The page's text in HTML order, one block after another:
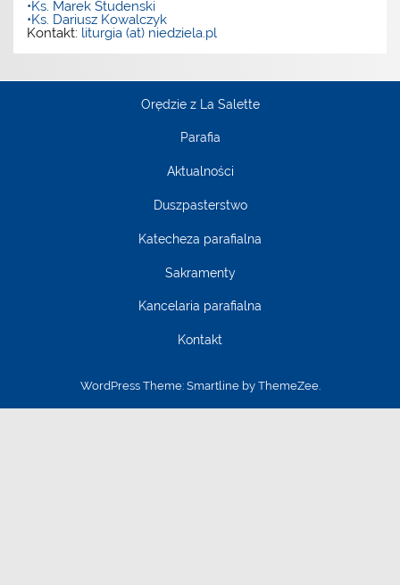
•Ks. Marek Studenski
•Ks. Dariusz Kowalczyk
Kontakt: liturgia (at) niedziela.pl
Orędzie z La Salette
Parafia
Aktualności
Duszpasterstwo
Katecheza parafialna
Sakramenty
Kancelaria parafialna
Kontakt
WordPress Theme: Smartline by ThemeZee.